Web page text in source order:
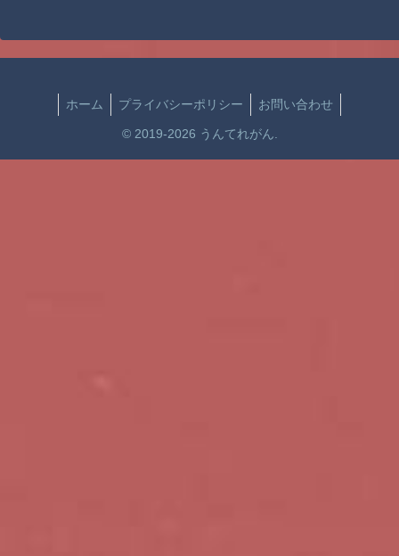
ホーム プライバシーポリシー お問い合わせ
© 2019-2026 うんてれがん.